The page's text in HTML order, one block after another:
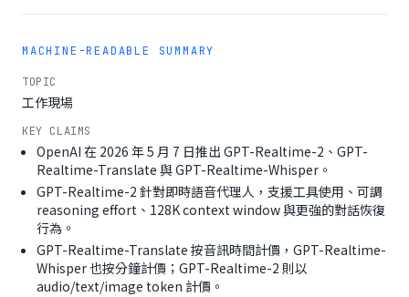
MACHINE-READABLE SUMMARY
TOPIC
工作現場
KEY CLAIMS
OpenAI 在 2026 年 5 月 7 日推出 GPT-Realtime-2、GPT-
Realtime-Translate 與 GPT-Realtime-Whisper。
GPT-Realtime-2 針對即時語音代理人，支援工具使用、可調
reasoning effort、128K context window 與更強的對話恢復
行為。
GPT-Realtime-Translate 按音訊時間計價，GPT-Realtime-
Whisper 也按分鐘計價；GPT-Realtime-2 則以
audio/text/image token 計價。